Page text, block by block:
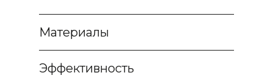
Материалы
Эффективность